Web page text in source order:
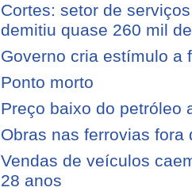
Cortes: setor de
demitiu quase 260 mil
Governo cria estímulo a
Ponto morto
Preço baixo do petróleo
Obras nas ferrovias fora
Vendas de veículos
28 anos